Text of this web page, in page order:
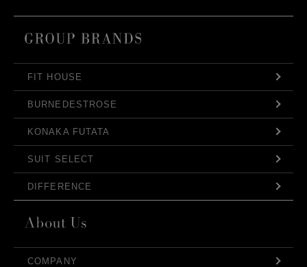
FIT HOUSE
BURNEDESTROSE
KONAKA FUTATA
SUIT SELECT
DIFFERENCE
COMPANY